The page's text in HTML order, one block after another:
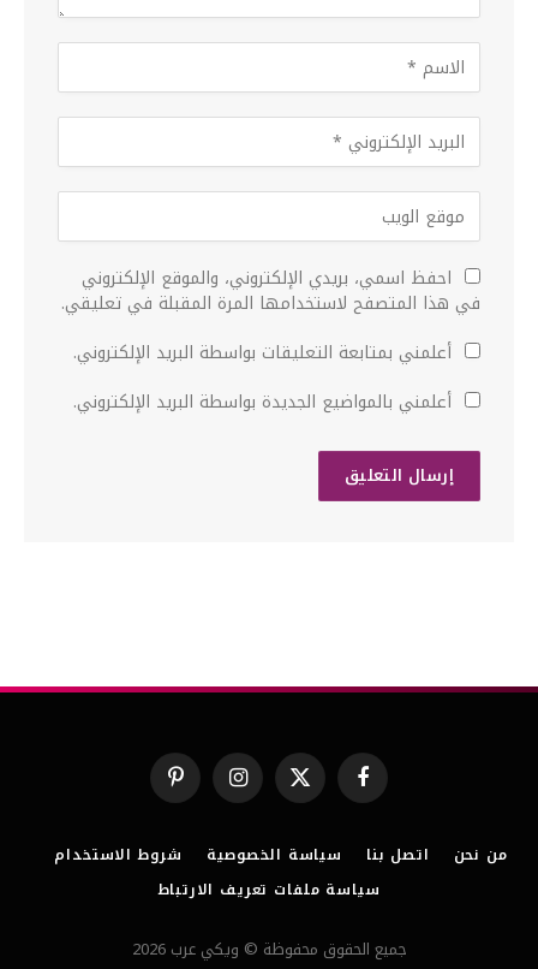
احفظ اسمي، بريدي الإلكتروني، والموقع الإلكتروني
في هذا المتصفح لاستخدامها المرة المقبلة في تعليقي.
أعلمني بمتابعة التعليقات بواسطة البريد الإلكتروني.
أعلمني بالمواضيع الجديدة بواسطة البريد الإلكتروني.
فيسبوك X
(Twitter)
الانستغرامبينتيريست
من نحن اتصل بنا سياسة الخصوصية
شروط الاستخدام
سياسة ملفات تعريف الارتباط
جميع الحقوق محفوظة © ويكي عرب 2026